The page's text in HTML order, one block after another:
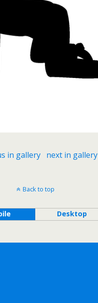
in gallery next in gallery
Back to top
Desktop